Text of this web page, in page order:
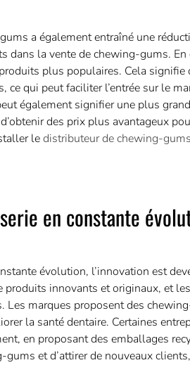
a également entraîné une
dans la vente de chewing-gums.
plus populaires. Cela
qui peut faciliter l’entrée sur le
également signifier une plus
des prix plus avantageux
ledistributeur de chewing-gums
en constante
évolution, l’innovation est
produits innovants et originaux, et
Les marques proposent des
la santé dentaire. Certaines
en proposant des emballages
et d’attirer de nouveaux